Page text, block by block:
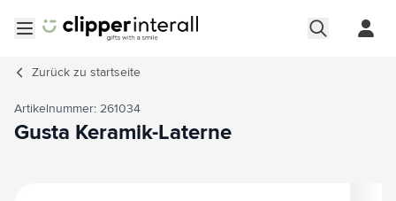
Zurück zu startseite
Artikelnummer: 261034
Gusta Keramik-Laterne